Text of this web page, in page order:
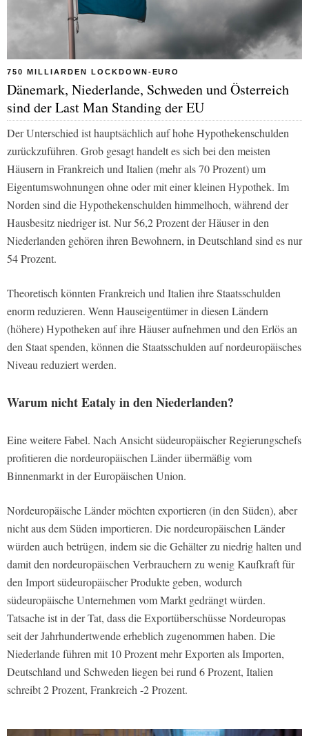
750 MILLIARDEN LOCKDOWN-EURO
Dänemark, Niederlande, Schweden und Österreich
sind der Last Man Standing der EU
Der Unterschied ist hauptsächlich auf hohe Hypothekenschulden
zurückzuführen. Grob gesagt handelt es sich bei den meisten
Häusern in Frankreich und Italien (mehr als 70 Prozent) um
Eigentumswohnungen ohne oder mit einer kleinen Hypothek. Im
Norden sind die Hypothekenschulden himmelhoch, während der
Hausbesitz niedriger ist. Nur 56,2 Prozent der Häuser in den
Niederlanden gehören ihren Bewohnern, in Deutschland sind es nur
54 Prozent.
Theoretisch könnten Frankreich und Italien ihre Staatsschulden
enorm reduzieren. Wenn Hauseigentümer in diesen Ländern
(höhere) Hypotheken auf ihre Häuser aufnehmen und den Erlös an
den Staat spenden, können die Staatsschulden auf nordeuropäisches
Niveau reduziert werden.
Warum nicht Eataly in den Niederlanden?
Eine weitere Fabel. Nach Ansicht südeuropäischer Regierungschefs
profitieren die nordeuropäischen Länder übermäßig vom
Binnenmarkt in der Europäischen Union.
Nordeuropäische Länder möchten exportieren (in den Süden), aber
nicht aus dem Süden importieren. Die nordeuropäischen Länder
würden auch betrügen, indem sie die Gehälter zu niedrig halten und
damit den nordeuropäischen Verbrauchern zu wenig Kaufkraft für
den Import südeuropäischer Produkte geben, wodurch
südeuropäische Unternehmen vom Markt gedrängt würden.
Tatsache ist in der Tat, dass die Exportüberschüsse Nordeuropas
seit der Jahrhundertwende erheblich zugenommen haben. Die
Niederlande führen mit 10 Prozent mehr Exporten als Importen,
Deutschland und Schweden liegen bei rund 6 Prozent, Italien
schreibt 2 Prozent, Frankreich -2 Prozent.